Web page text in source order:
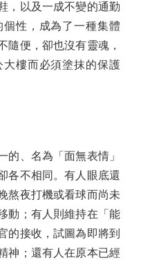
，以及一成不變的通勤
性，成為了一種集體
隨便，卻也沒有靈魂，
樓而必須塗抹的保護
、名為「面無表情」
各不相同。有人眼底還
熬夜打機或看球而尚未
動；有人則維持在「能
的接收，試圖為即將到
神；還有人在原本已經